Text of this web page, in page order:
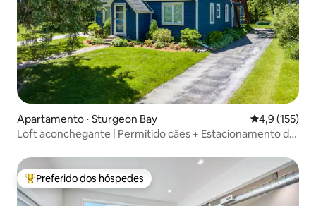
Apartamento ⋅ Sturgeon Bay 4,9 de uma
4,9 (155)
Loft aconchegante | Permitido cães + Estacionamento de
Entre os melhores preferidos dos hóspedes
Preferido dos hóspedes